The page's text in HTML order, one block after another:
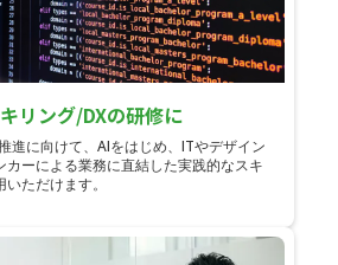
リング/DXの研修に
進に向けて、AIをはじめ、ITやデザイン
カーによる業務に直結した実践的なスキ
ただけます。